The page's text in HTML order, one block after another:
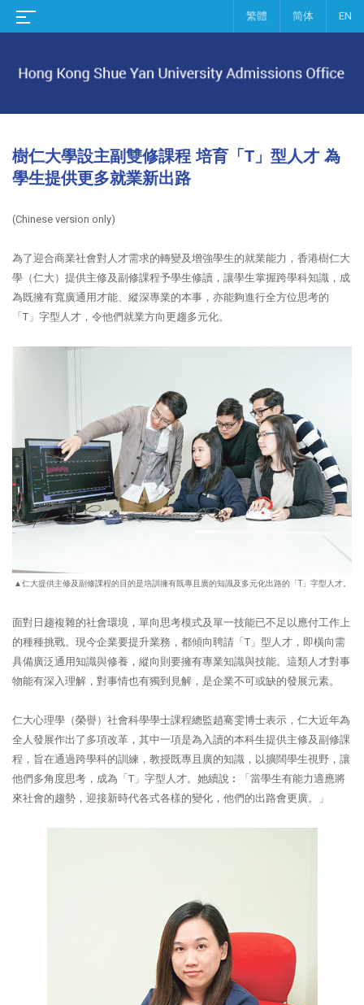
繁體 简体 EN
樹仁大學設主副雙修課程 培育「T」型人才 為
學生提供更多就業新出路
(Chinese version only)
為了迎合商業社會對人才需求的轉變及增強學生的就業能力，香港樹仁大
學（仁大）提供主修及副修課程予學生修讀，讓學生掌握跨學科知識，成
為既擁有寬廣通用才能、縱深專業的本事，亦能夠進行全方位思考的
「T」字型人才，令他們就業方向更趨多元化。
▲仁大提供主修及副修課程的目的是培訓擁有既專且廣的知識及多元化出路的「T」字型人才。
面對日趨複雜的社會環境，單向思考模式及單一技能已不足以應付工作上
的種種挑戰。現今企業要提升業務，都傾向聘請「T」型人才，即橫向需
具備廣泛通用知識與修養，縱向則要擁有專業知識與技能。這類人才對事
物能有深入理解，對事情也有獨到見解，是企業不可或缺的發展元素。
仁大心理學（榮譽）社會科學學士課程總監趙騫雯博士表示，仁大近年為
全人發展作出了多項改革，其中一項是為入讀的本科生提供主修及副修課
程，旨在通過跨學科的訓練，教授既專且廣的知識，以擴闊學生視野，讓
他們多角度思考，成為「T」字型人才。她續說︰「當學生有能力適應將
來社會的趨勢，迎接新時代各式各樣的變化，他們的出路會更廣。」